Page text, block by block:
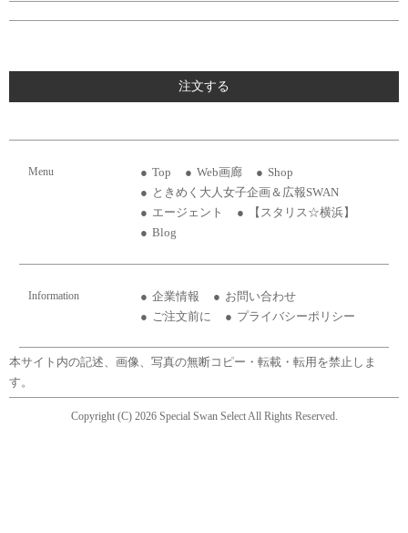
注文する
Menu Top Web画廊
Shop
ときめく大人女子企画＆広報SWAN
エージェント
【スタリス☆横浜】
Blog
Information 企業情報
お問い合わせ
ご注文前に
プライバシーポリシー
本サイト内の記述、画像、写真の無断コピー・転載・転用を禁止しま
す。
Copyright (C) 2026 Special Swan Select All Rights Reserved.